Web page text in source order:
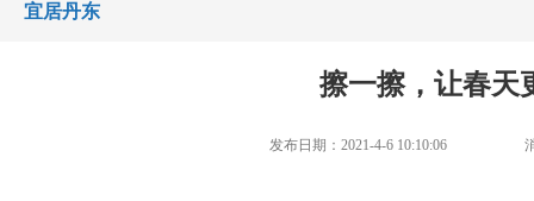
宜居丹东
擦一擦，让春天
发布日期：2021-4-6 10:10:06